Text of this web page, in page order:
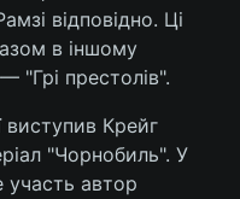
відповідно. Ці
в іншому
"Грі престолів".
виступив Крейг
"Чорнобиль". У
участь автор